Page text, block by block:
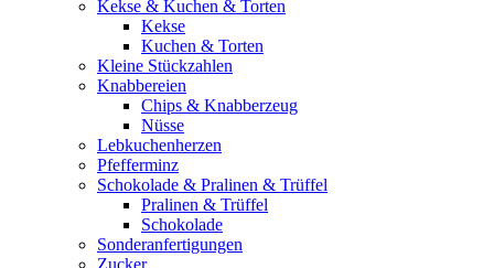
Kekse & Kuchen & Torten
Kekse
Kuchen & Torten
Kleine Stückzahlen
Knabbereien
Chips & Knabberzeug
Nüsse
Lebkuchenherzen
Pfefferminz
Schokolade & Pralinen & Trüffel
Pralinen & Trüffel
Schokolade
Sonderanfertigungen